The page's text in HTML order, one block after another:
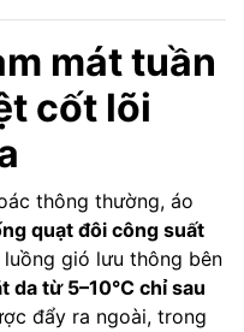
mát tuần
cốt lõi
thông thường, áo
quạt đôi công suất
gió lưu thông bên
da từ 5–10°C chỉ sau
đẩy ra ngoài, trong